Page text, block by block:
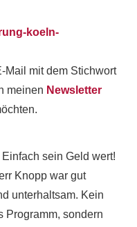
koeln-
Mail mit dem Stichwort
meinen Newsletter
sein Geld wert!
Knopp war gut
unterhaltsam. Kein
Programm, sondern